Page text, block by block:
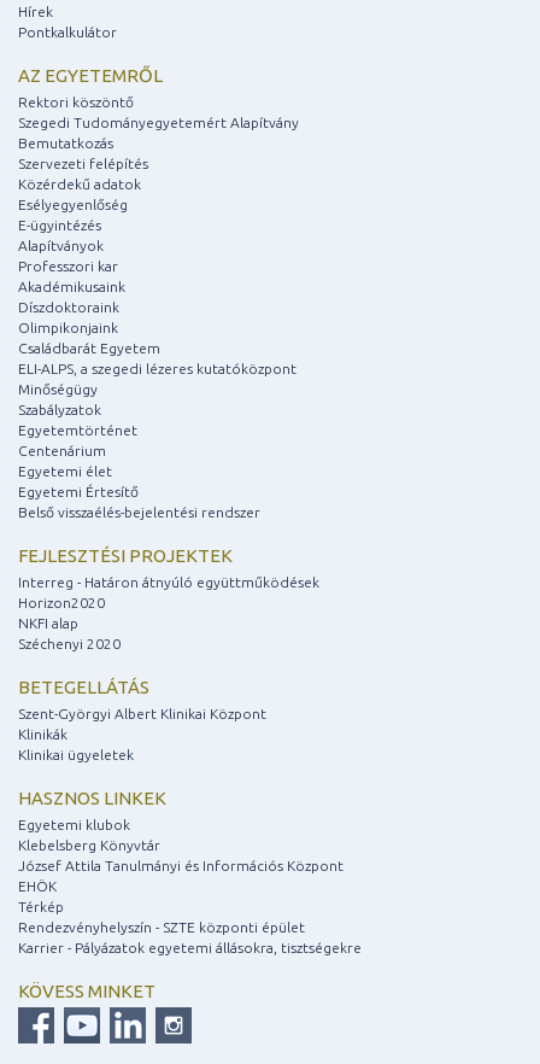
Hírek
Pontkalkulátor
AZ EGYETEMRŐL
Rektori köszöntő
Szegedi Tudományegyetemért Alapítvány
Bemutatkozás
Szervezeti felépítés
Közérdekű adatok
Esélyegyenlőség
E-ügyintézés
Alapítványok
Professzori kar
Akadémikusaink
Díszdoktoraink
Olimpikonjaink
Családbarát Egyetem
ELI-ALPS, a szegedi lézeres kutatóközpont
Minőségügy
Szabályzatok
Egyetemtörténet
Centenárium
Egyetemi élet
Egyetemi Értesítő
Belső visszaélés-bejelentési rendszer
FEJLESZTÉSI PROJEKTEK
Interreg - Határon átnyúló együttműködések
Horizon2020
NKFI alap
Széchenyi 2020
BETEGELLÁTÁS
Szent-Györgyi Albert Klinikai Központ
Klinikák
Klinikai ügyeletek
HASZNOS LINKEK
Egyetemi klubok
Klebelsberg Könyvtár
József Attila Tanulmányi és Információs Központ
EHÖK
Térkép
Rendezvényhelyszín - SZTE központi épület
Karrier - Pályázatok egyetemi állásokra, tisztségekre
KÖVESS MINKET